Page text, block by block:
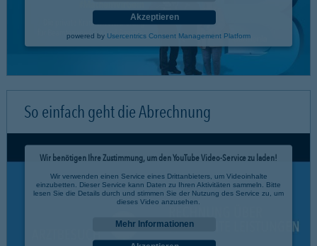
Akzeptieren
powered by Usercentrics Consent Management Platform
So einfach geht die Abrechnung
Wir benötigen Ihre Zustimmung, um den YouTube Video-Service zu laden!
Wir verwenden einen Service eines Drittanbieters, um Videoinhalte
einzubetten. Dieser Service kann Daten zu Ihren Aktivitäten sammeln. Bitte
lesen Sie die Details durch und stimmen Sie der Nutzung des Service zu, um
dieses Video anzusehen.
Mehr Informationen